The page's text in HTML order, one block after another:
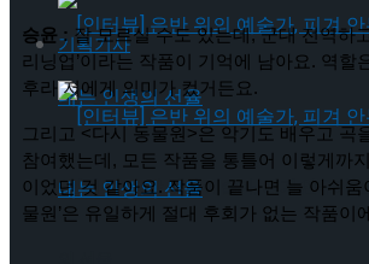
[인터뷰] 은반 위의 예술가, 피겨 안무가
기획기사
승윤 : 잘 모르실 수도 있는데, 군대 전역하
리닝업’이라는 작품이 기억에 남아요. 역할
후라 저에게 의미가 컸거든요.
그리고 <다시 동물원>은 악기도 배우고 곡
참여했는데, 모든 작품을 통틀어 이렇게까
이었던 것 같아요. 작품이 끝나면 늘 아쉬움
물원’은 유일하게 절대 후회가 없는 작품이